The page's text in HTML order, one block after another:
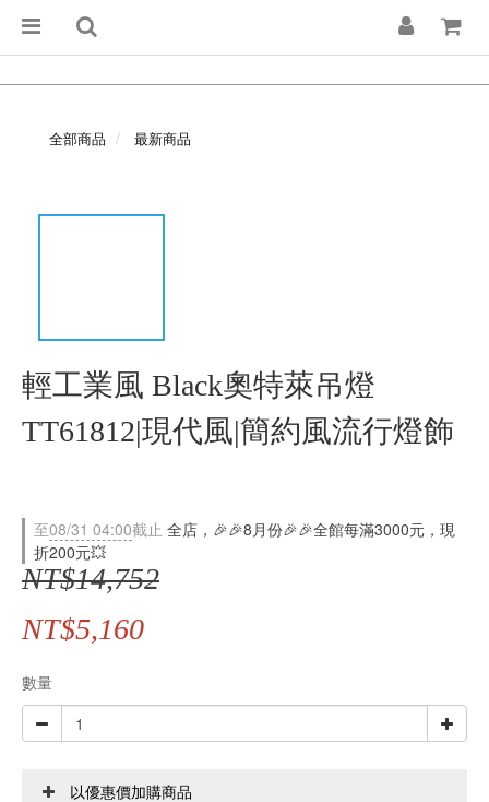
全部商品 最新商品
輕工業風 Black奧特萊吊燈
TT61812|現代風|簡約風流行燈飾
至08/31 04:00截止 全店，🎉🎉8月份🎉🎉全館每滿3000元，現
折200元💥
NT$14,752
NT$5,160
數量
以優惠價加購商品